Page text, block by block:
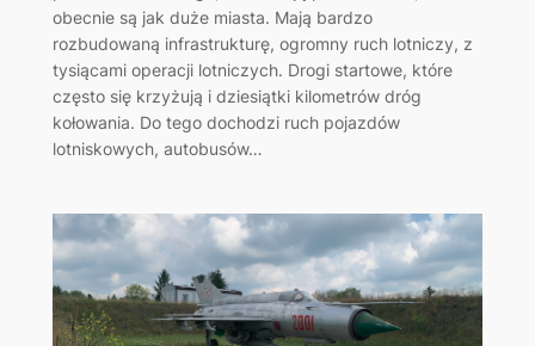
obecnie są jak duże miasta. Mają bardzo
rozbudowaną infrastrukturę, ogromny ruch lotniczy, z
tysiącami operacji lotniczych. Drogi startowe, które
często się krzyżują i dziesiątki kilometrów dróg
kołowania. Do tego dochodzi ruch pojazdów
lotniskowych, autobusów…